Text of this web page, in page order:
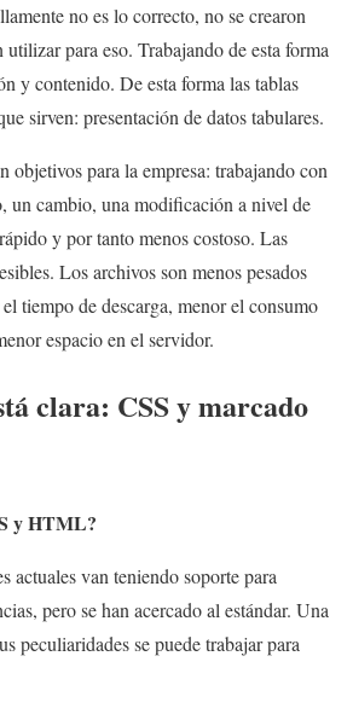
no es lo correcto, no se crearon
utilizar para eso. Trabajando de esta forma
y contenido. De esta forma las tablas
sirven: presentación de datos tabulares.
objetivos para la empresa: trabajando con
un cambio, una modificación a nivel de
y por tanto menos costoso. Las
Los archivos son menos pesados
tiempo de descarga, menor el consumo
espacio en el servidor.
clara: CSS y marcado
y HTML?
actuales van teniendo soporte para
pero se han acercado al estándar. Una
peculiaridades se puede trabajar para